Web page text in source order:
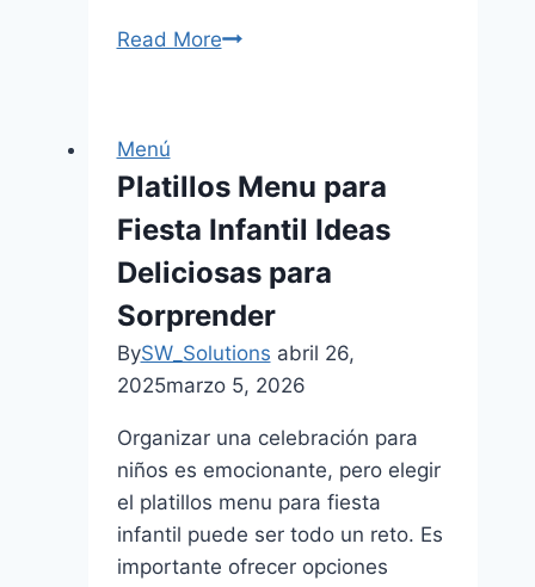
Read MoreTim
Atractivo
Global
Menú
Platillos Menu para
Fiesta Infantil Ideas
Deliciosas para
Sorprender
BySW_Solutions abril 26,
2025marzo 5, 2026
Organizar una celebración para
niños es emocionante, pero elegir
el platillos menu para fiesta
infantil puede ser todo un reto. Es
importante ofrecer opciones